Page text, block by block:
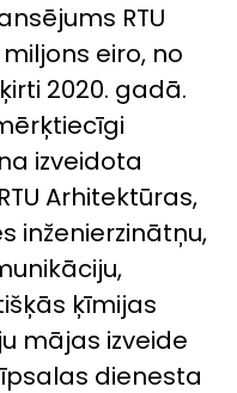
RTU
eiro, no
2020. gadā.
izveidota
Arhitektūras,
inženierzinātņu,
ķīmijas
mājas izveide
dienesta